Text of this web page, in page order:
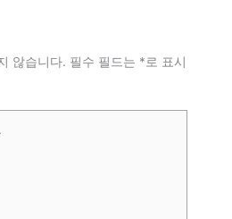
않습니다. 필수 필드는 *로 표시